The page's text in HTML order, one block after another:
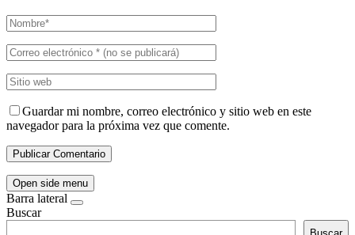
Guardar mi nombre, correo electrónico y sitio web en este
navegador para la próxima vez que comente.
Open side menu
Barra lateral
Buscar